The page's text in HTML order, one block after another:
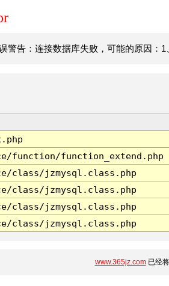
警告：连接数据库失败，可能的原因：1
function/function_extend.php
class/jzmysql.class.php
class/jzmysql.class.php
class/jzmysql.class.php
class/jzmysql.class.php
www.365jz.com已经